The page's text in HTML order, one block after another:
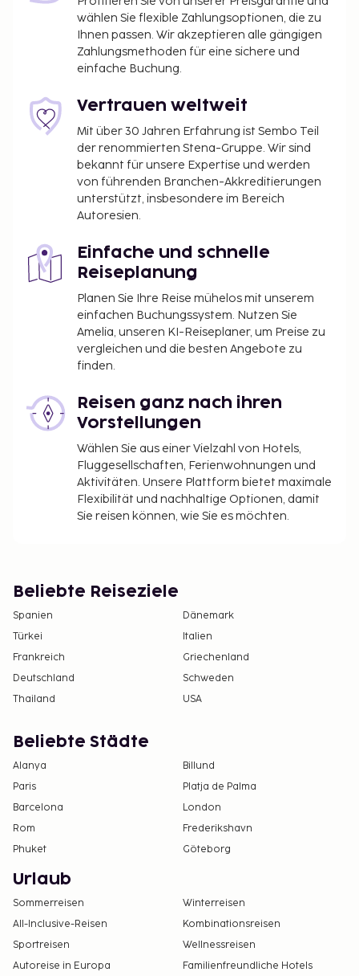
Gebühr für den Flughafentransfer: 100000 VND
pro Zimmer (Einzelfahrkarte)
Früher Check-in gegen Gebühr möglich (je nach
Verfügbarkeit)
nach Verfügbarkeit)
Die oben aufgeführte Liste enthält vielleicht nicht
alle Informationen. Gebühren und Kautionen
enthalten eventuell keine Steuern und können sich
gestattet, auch keine ausgebildeten Tiere wie z.
B. Blindenhunde.
wählen Sie flexible Zahlungsoptionen, die zu
Ihnen passen. Wir akzeptieren alle gängigen
Zahlungsmethoden für eine sichere und
einfache Buchung.
Vertrauen weltweit
Mit über 30 Jahren Erfahrung ist Sembo Teil
der renommierten Stena-Gruppe. Wir sind
bekannt für unsere Expertise und werden
von führenden Branchen-Akkreditierungen
unterstützt, insbesondere im Bereich
Autoresien.
Einfache und schnelle
Reiseplanung
Planen Sie Ihre Reise mühelos mit unserem
einfachen Buchungssystem. Nutzen Sie
Amelia, unseren KI-Reiseplaner, um Preise zu
vergleichen und die besten Angebote zu
finden.
Reisen ganz nach ihren
Vorstellungen
Wählen Sie aus einer Vielzahl von Hotels,
Fluggesellschaften, Ferienwohnungen und
Aktivitäten. Unsere Plattform bietet maximale
Flexibilität und nachhaltige Optionen, damit
Sie reisen können, wie Sie es möchten.
Beliebte Reiseziele
Spanien
Dänemark
Türkei
Italien
Frankreich
Griechenland
Deutschland
Schweden
Thailand
USA
Beliebte Städte
Alanya
Billund
Paris
Platja de Palma
Barcelona
London
Rom
Frederikshavn
Phuket
Göteborg
Urlaub
Sommerreisen
Winterreisen
All-Inclusive-Reisen
Kombinationsreisen
Sportreisen
Wellnessreisen
Autoreise in Europa
Familienfreundliche Hotels